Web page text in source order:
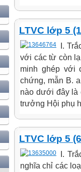
LTVC lớp 5
I.
với các từ còn
minh ghép với
chứng, mẫn B.
nào dưới đây là
trưởng Hội phụ
LTVC lớp 5
I.
nghĩa chỉ các